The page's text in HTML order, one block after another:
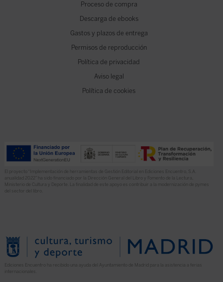
Proceso de compra
Descarga de ebooks
Gastos y plazos de entrega
Permisos de reproducción
Política de privacidad
Aviso legal
Política de cookies
El proyecto “Implementación de herramientas de Gestión Editorial en Ediciones Encuentro, S.A.
anualidad 2022” ha sido financiado por la Dirección General del Libro y Fomento de la Lectura,
Ministerio de Cultura y Deporte. La finalidad de este apoyo es contribuir a la modernización de pymes
del sector del libro.
Ediciones Encuentro ha recibido una ayuda del Ayuntamiento de Madrid para la asistencia a ferias